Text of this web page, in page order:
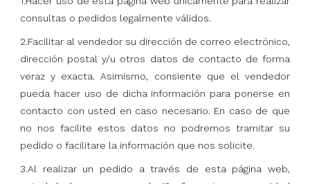
consultas o pedidos legalmente válidos.
2.Facilitar al vendedor su dirección de correo electrónico,
dirección postal y/u otros datos de contacto de forma
veraz y exacta. Asimismo, consiente que el vendedor
pueda hacer uso de dicha información para ponerse en
contacto con usted en caso necesario. En caso de que
no nos facilite estos datos no podremos tramitar su
pedido o facilitare la información que nos solicite.
3.Al realizar un pedido a través de esta página web,